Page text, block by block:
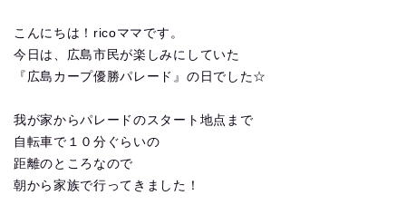
こんにちは！ricoママです。
今日は、広島市民が楽しみにしていた
『広島カープ優勝パレード』の日でした☆
我が家からパレードのスタート地点まで
自転車で１０分ぐらいの
距離のところなので
朝から家族で行ってきました！